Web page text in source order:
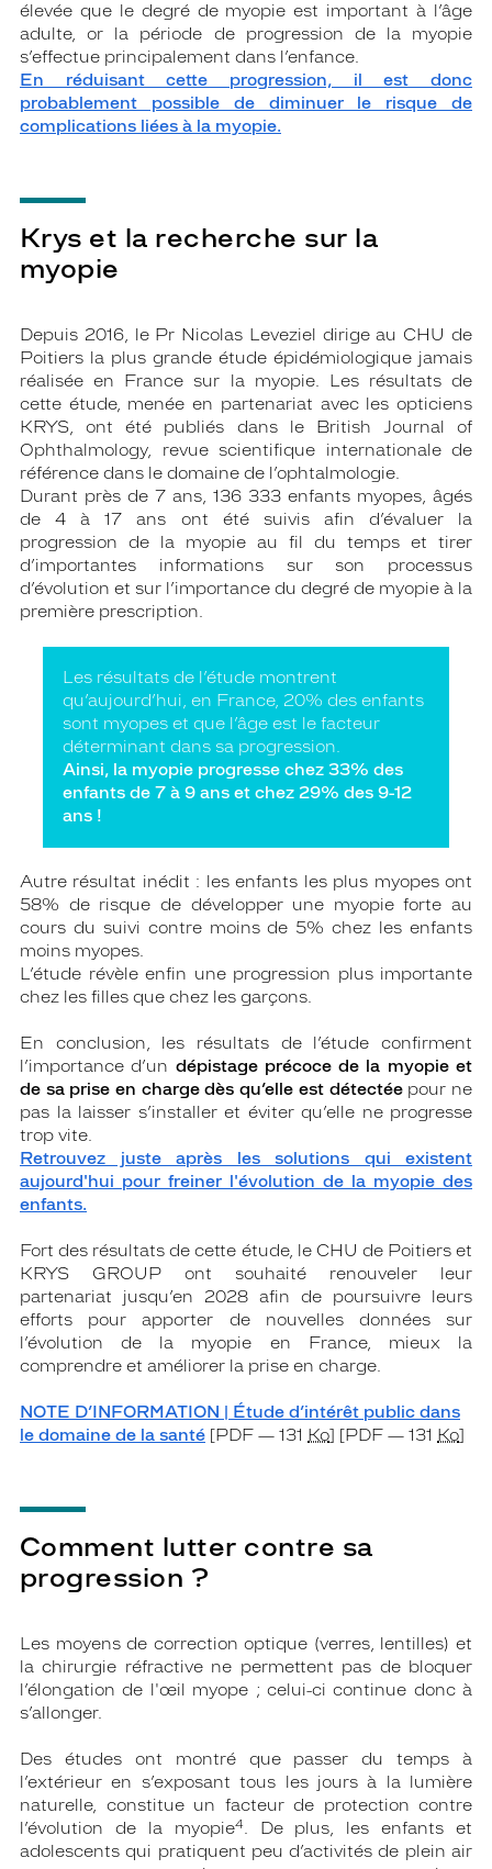
élevée que le degré de myopie est important à l’âge
adulte, or la période de progression de la myopie
s’effectue principalement dans l’enfance.
En réduisant cette progression, il est donc
probablement possible de diminuer le risque de
complications liées à la myopie.
Krys et la recherche sur la
myopie
Depuis 2016, le Pr Nicolas Leveziel dirige au CHU de
Poitiers la plus grande étude épidémiologique jamais
réalisée en France sur la myopie. Les résultats de
cette étude, menée en partenariat avec les opticiens
KRYS, ont été publiés dans le British Journal of
Ophthalmology, revue scientifique internationale de
référence dans le domaine de l’ophtalmologie.
Durant près de 7 ans, 136 333 enfants myopes, âgés
de 4 à 17 ans ont été suivis afin d’évaluer la
progression de la myopie au fil du temps et tirer
d’importantes informations sur son processus
d’évolution et sur l’importance du degré de myopie à la
première prescription.
Les résultats de l’étude montrent
qu’aujourd’hui, en France, 20% des enfants
sont myopes et que l’âge est le facteur
déterminant dans sa progression.
Ainsi, la myopie progresse chez 33% des
enfants de 7 à 9 ans et chez 29% des 9-12
ans !
Autre résultat inédit : les enfants les plus myopes ont
58% de risque de développer une myopie forte au
cours du suivi contre moins de 5% chez les enfants
moins myopes.
L’étude révèle enfin une progression plus importante
chez les filles que chez les garçons.
En conclusion, les résultats de l’étude confirment
l’importance d’un dépistage précoce de la myopie et
de sa prise en charge dès qu’elle est détectéepour ne
pas la laisser s’installer et éviter qu’elle ne progresse
trop vite.
Retrouvez juste après les solutions qui existent
aujourd'hui pour freiner l'évolution de la myopie des
enfants.
Fort des résultats de cette étude, le CHU de Poitiers et
KRYS GROUP ont souhaité renouveler leur
partenariat jusqu’en 2028 afin de poursuivre leurs
efforts pour apporter de nouvelles données sur
l’évolution de la myopie en France, mieux la
comprendre et améliorer la prise en charge.
NOTE D’INFORMATION | Étude d’intérêt public dans
le domaine de la santé [PDF — 131 Ko] [PDF — 131 Ko]
Comment lutter contre sa
progression ?
Les moyens de correction optique (verres, lentilles) et
la chirurgie réfractive ne permettent pas de bloquer
l’élongation de l'œil myope ; celui-ci continue donc à
s’allonger.
Des études ont montré que passer du temps à
l’extérieur en s’exposant tous les jours à la lumière
naturelle, constitue un facteur de protection contre
l’évolution de la myopie4. De plus, les enfants et
adolescents qui pratiquent peu d’activités de plein air